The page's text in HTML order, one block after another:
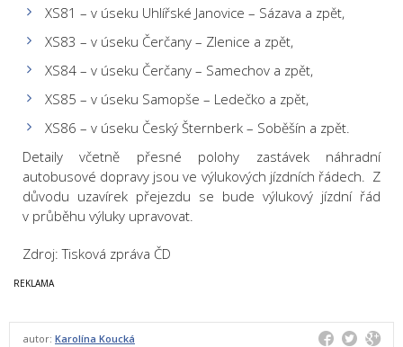
XS81 – v úseku Uhlířské Janovice – Sázava a zpět,
XS83 – v úseku Čerčany – Zlenice a zpět,
XS84 – v úseku Čerčany – Samechov a zpět,
XS85 – v úseku Samopše – Ledečko a zpět,
XS86 – v úseku Český Šternberk – Soběšín a zpět.
Detaily včetně přesné polohy zastávek náhradní
autobusové dopravy jsou ve výlukových jízdních řádech. Z
důvodu uzavírek přejezdu se bude výlukový jízdní řád
v průběhu výluky upravovat.
Zdroj: Tisková zpráva ČD
autor: Karolína Koucká